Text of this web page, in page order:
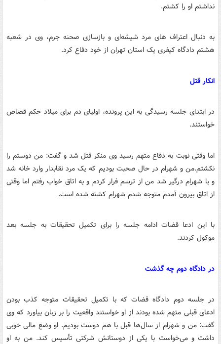
نداشتم او را کشتم.
به دنبال اعتراف های مرد شیشه‌ای و بازسازی صحنه جرم، وی در شعبه
هشتم دادگاه کیفری یک استان تهران از خود دفاع کرد.
انکار قتل
در ابتدای جلسه رسیدگی به این پرونده، اولیای دم برای میلاد حکم قصاص
خواستند.
اما وقتی نوبت به دفاع متهم رسید وی منکر قتل شد و گفت: من دوستم را
نکشتم.من و شهرام در حال صحبت بودیم که یک مرد نقابدار وارد خانه شد
و با شهرام درگیر شد من از ترسم فرار کردم و به اتاق خواب رفتم اما وقتی
از اتاق بیرون آمدم متوجه شدم شهرام کشته شده است.
با این ادعا قضات ادامه جلسه را برای تکمیل تحقیقات به جلسه بعد
موکول کردند.
در دادگاه دوم چه گذشت
در جلسه دوم دادگاه قضات که با تکمیل تحقیقات متوجه کذب بودن
ادعای قبلی متهم شده بودند از او خواستند واقعیت را بر زبان بیاورد که وی
گفت: من و شهرام از سال‌ها قبل با هم دوست بودیم. او وضع مالی خوبی
داشت و می‌خواست با یکی از دوستانش شرکتی تأسیس کند. من به او